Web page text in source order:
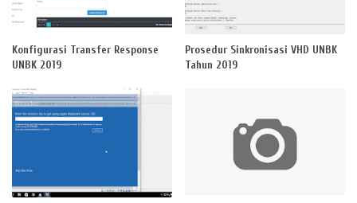
Konfigurasi Transfer Response
UNBK 2019
Prosedur Sinkronisasi VHD UNBK
Tahun 2019